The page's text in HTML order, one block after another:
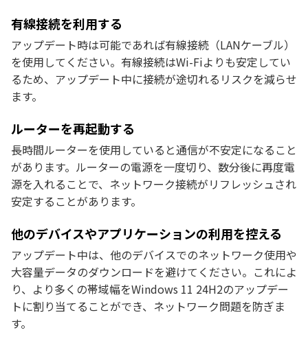
有線接続を利用する
アップデート時は可能であれば有線接続（LANケーブル）
を使用してください。有線接続はWi-Fiよりも安定してい
るため、アップデート中に接続が途切れるリスクを減らせ
ます。
ルーターを再起動する
長時間ルーターを使用していると通信が不安定になること
があります。ルーターの電源を一度切り、数分後に再度電
源を入れることで、ネットワーク接続がリフレッシュされ
安定することがあります。
他のデバイスやアプリケーションの利用を控える
アップデート中は、他のデバイスでのネットワーク使用や
大容量データのダウンロードを避けてください。これによ
り、より多くの帯域幅をWindows 11 24H2のアップデー
トに割り当てることができ、ネットワーク問題を防ぎま
す。